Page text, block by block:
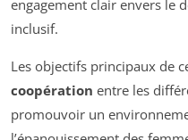
engagement clair envers le
inclusif.
Les objectifs principaux de
coopération entre les
promouvoir un